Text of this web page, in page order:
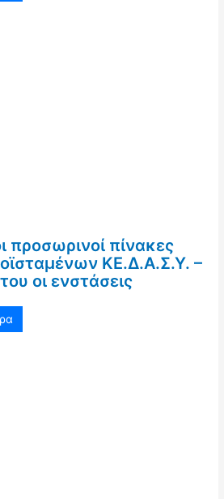
προσωρινοί πίνακες
ΚΕ.Δ.Α.Σ.Υ. –
οι ενστάσεις